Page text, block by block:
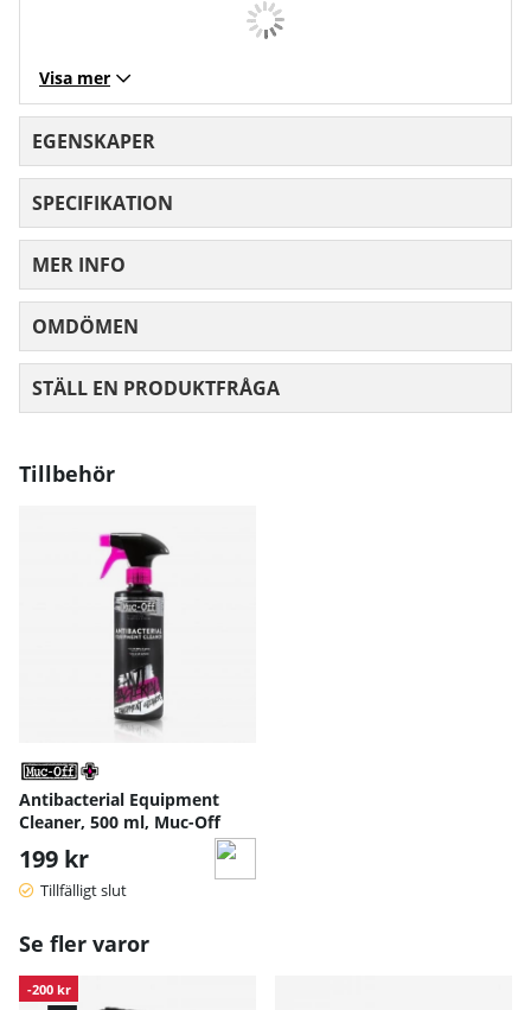
Visa mer
EGENSKAPER
SPECIFIKATION
MER INFO
OMDÖMEN
STÄLL EN PRODUKTFRÅGA
Tillbehör
Antibacterial Equipment
Cleaner, 500 ml, Muc-Off
199 kr
Tillfälligt slut
Se fler varor
-200 kr